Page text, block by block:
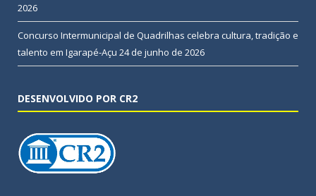
2026
Concurso Intermunicipal de Quadrilhas celebra cultura, tradição e
talento em Igarapé-Açu 24 de junho de 2026
DESENVOLVIDO POR CR2